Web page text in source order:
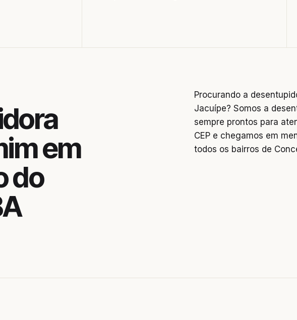
em
do
Procurando a
Jacuípe? Somos a
sempre prontos para
CEP e chegamos em
todos os bairros de